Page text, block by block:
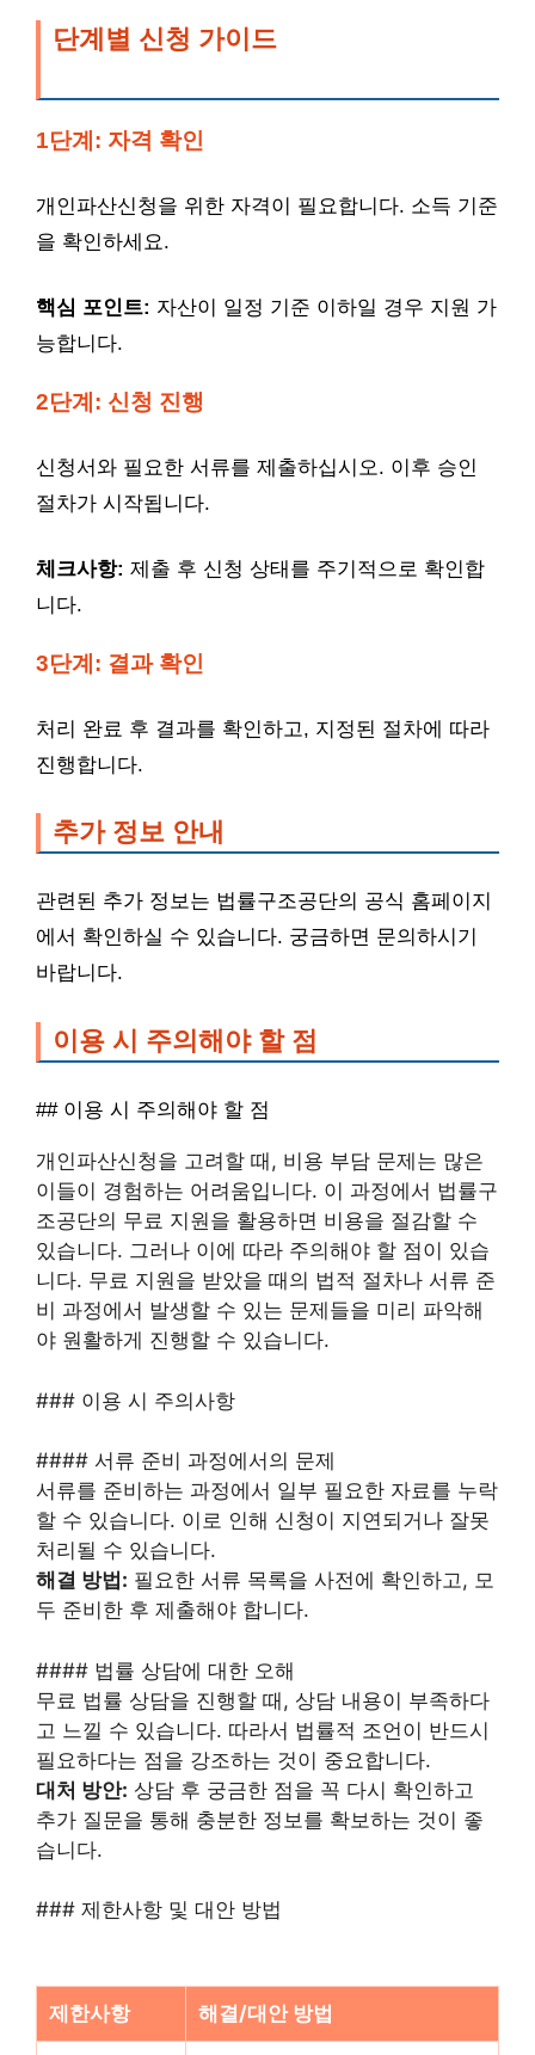
단계별 신청 가이드
1단계: 자격 확인
개인파산신청을 위한 자격이 필요합니다. 소득 기준
을 확인하세요.
핵심 포인트: 자산이 일정 기준 이하일 경우 지원 가
능합니다.
2단계: 신청 진행
신청서와 필요한 서류를 제출하십시오. 이후 승인
절차가 시작됩니다.
체크사항: 제출 후 신청 상태를 주기적으로 확인합
니다.
3단계: 결과 확인
처리 완료 후 결과를 확인하고, 지정된 절차에 따라
진행합니다.
추가 정보 안내
관련된 추가 정보는 법률구조공단의 공식 홈페이지
에서 확인하실 수 있습니다. 궁금하면 문의하시기
바랍니다.
이용 시 주의해야 할 점
## 이용 시 주의해야 할 점
개인파산신청을 고려할 때, 비용 부담 문제는 많은
이들이 경험하는 어려움입니다. 이 과정에서 법률구
조공단의 무료 지원을 활용하면 비용을 절감할 수
있습니다. 그러나 이에 따라 주의해야 할 점이 있습
니다. 무료 지원을 받았을 때의 법적 절차나 서류 준
비 과정에서 발생할 수 있는 문제들을 미리 파악해
야 원활하게 진행할 수 있습니다.
### 이용 시 주의사항
#### 서류 준비 과정에서의 문제
서류를 준비하는 과정에서 일부 필요한 자료를 누락
할 수 있습니다. 이로 인해 신청이 지연되거나 잘못
처리될 수 있습니다.
해결 방법: 필요한 서류 목록을 사전에 확인하고, 모
두 준비한 후 제출해야 합니다.
#### 법률 상담에 대한 오해
무료 법률 상담을 진행할 때, 상담 내용이 부족하다
고 느낄 수 있습니다. 따라서 법률적 조언이 반드시
필요하다는 점을 강조하는 것이 중요합니다.
대처 방안: 상담 후 궁금한 점을 꼭 다시 확인하고
추가 질문을 통해 충분한 정보를 확보하는 것이 좋
습니다.
### 제한사항 및 대안 방법
제한사항 해결/대안 방법